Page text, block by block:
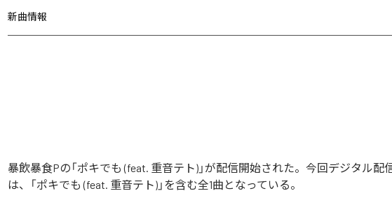
新曲情報
暴飲暴食Pの「ポキでも (feat. 重音テト)」が配信開始された。今回デジタル配
は、「ポキでも (feat. 重音テト)」を含む全1曲となっている。